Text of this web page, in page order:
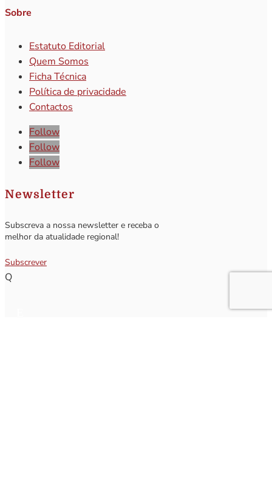
Sobre
Estatuto Editorial
Quem Somos
Ficha Técnica
Política de privacidade
Contactos
Follow
Follow
Follow
Newsletter
Subscreva a nossa newsletter e receba o
melhor da atualidade regional!
Subscrever
Q